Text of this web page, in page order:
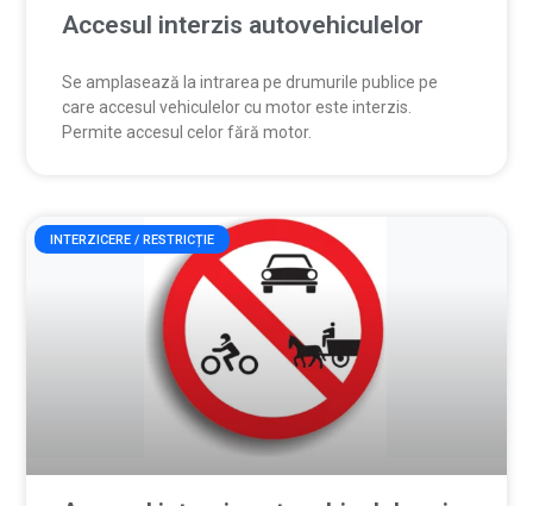
Accesul interzis autovehiculelor
Se amplasează la intrarea pe drumurile publice pe
care accesul vehiculelor cu motor este interzis.
Permite accesul celor fără motor.
INTERZICERE / RESTRICȚIE